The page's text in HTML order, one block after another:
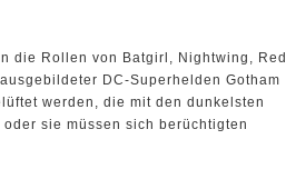
die Rollen von Batgirl, Nightwing, Red
DC-Superhelden Gotham
werden, die mit den dunkelsten
sie müssen sich berüchtigten